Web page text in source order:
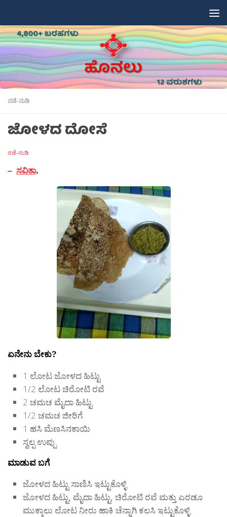
ನಡೆ-ನುಡಿ
ಜೋಳದ ದೋಸೆ
ನಡೆ-ನುಡಿ
– ಸವಿತಾ.
ಏನೇನು ಬೇಕು?
1 ಲೋಟ ಜೋಳದ ಹಿಟ್ಟು
1/2 ಲೋಟ ಚಿರೋಟಿ ರವೆ
2 ಚಮಚ ಮೈದಾ ಹಿಟ್ಟು
1/2 ಚಮಚ ಜೀರಿಗೆ
1 ಹಸಿ ಮೆಣಸಿನಕಾಯಿ
ಸ್ವಲ್ಪ ಉಪ್ಪು
ಮಾಡುವ ಬಗೆ
ಜೋಳದ ಹಿಟ್ಟು ಸಾಣಿಸಿ ಇಟ್ಟುಕೊಳ್ಳಿ.
ಜೋಳದ ಹಿಟ್ಟು, ಮೈದಾ ಹಿಟ್ಟು, ಚಿರೋಟಿ ರವೆ ಮತ್ತು ಎರಡೂ
ಮುಕ್ಕಾಲು ಲೋಟ ನೀರು ಹಾಕಿ ಚೆನ್ನಾಗಿ ಕಲಸಿ ಇಟ್ಟುಕೊಳ್ಳಿ.